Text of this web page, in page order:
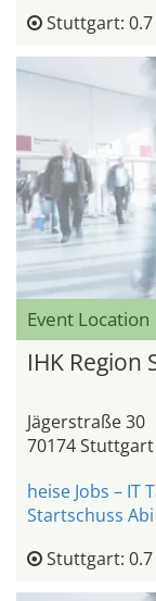
Stuttgart: 0.7
Event Location
IHK Region
Jägerstraße 30
70174 Stuttgart
heise Jobs – IT
Startschuss Abi
Stuttgart: 0.7